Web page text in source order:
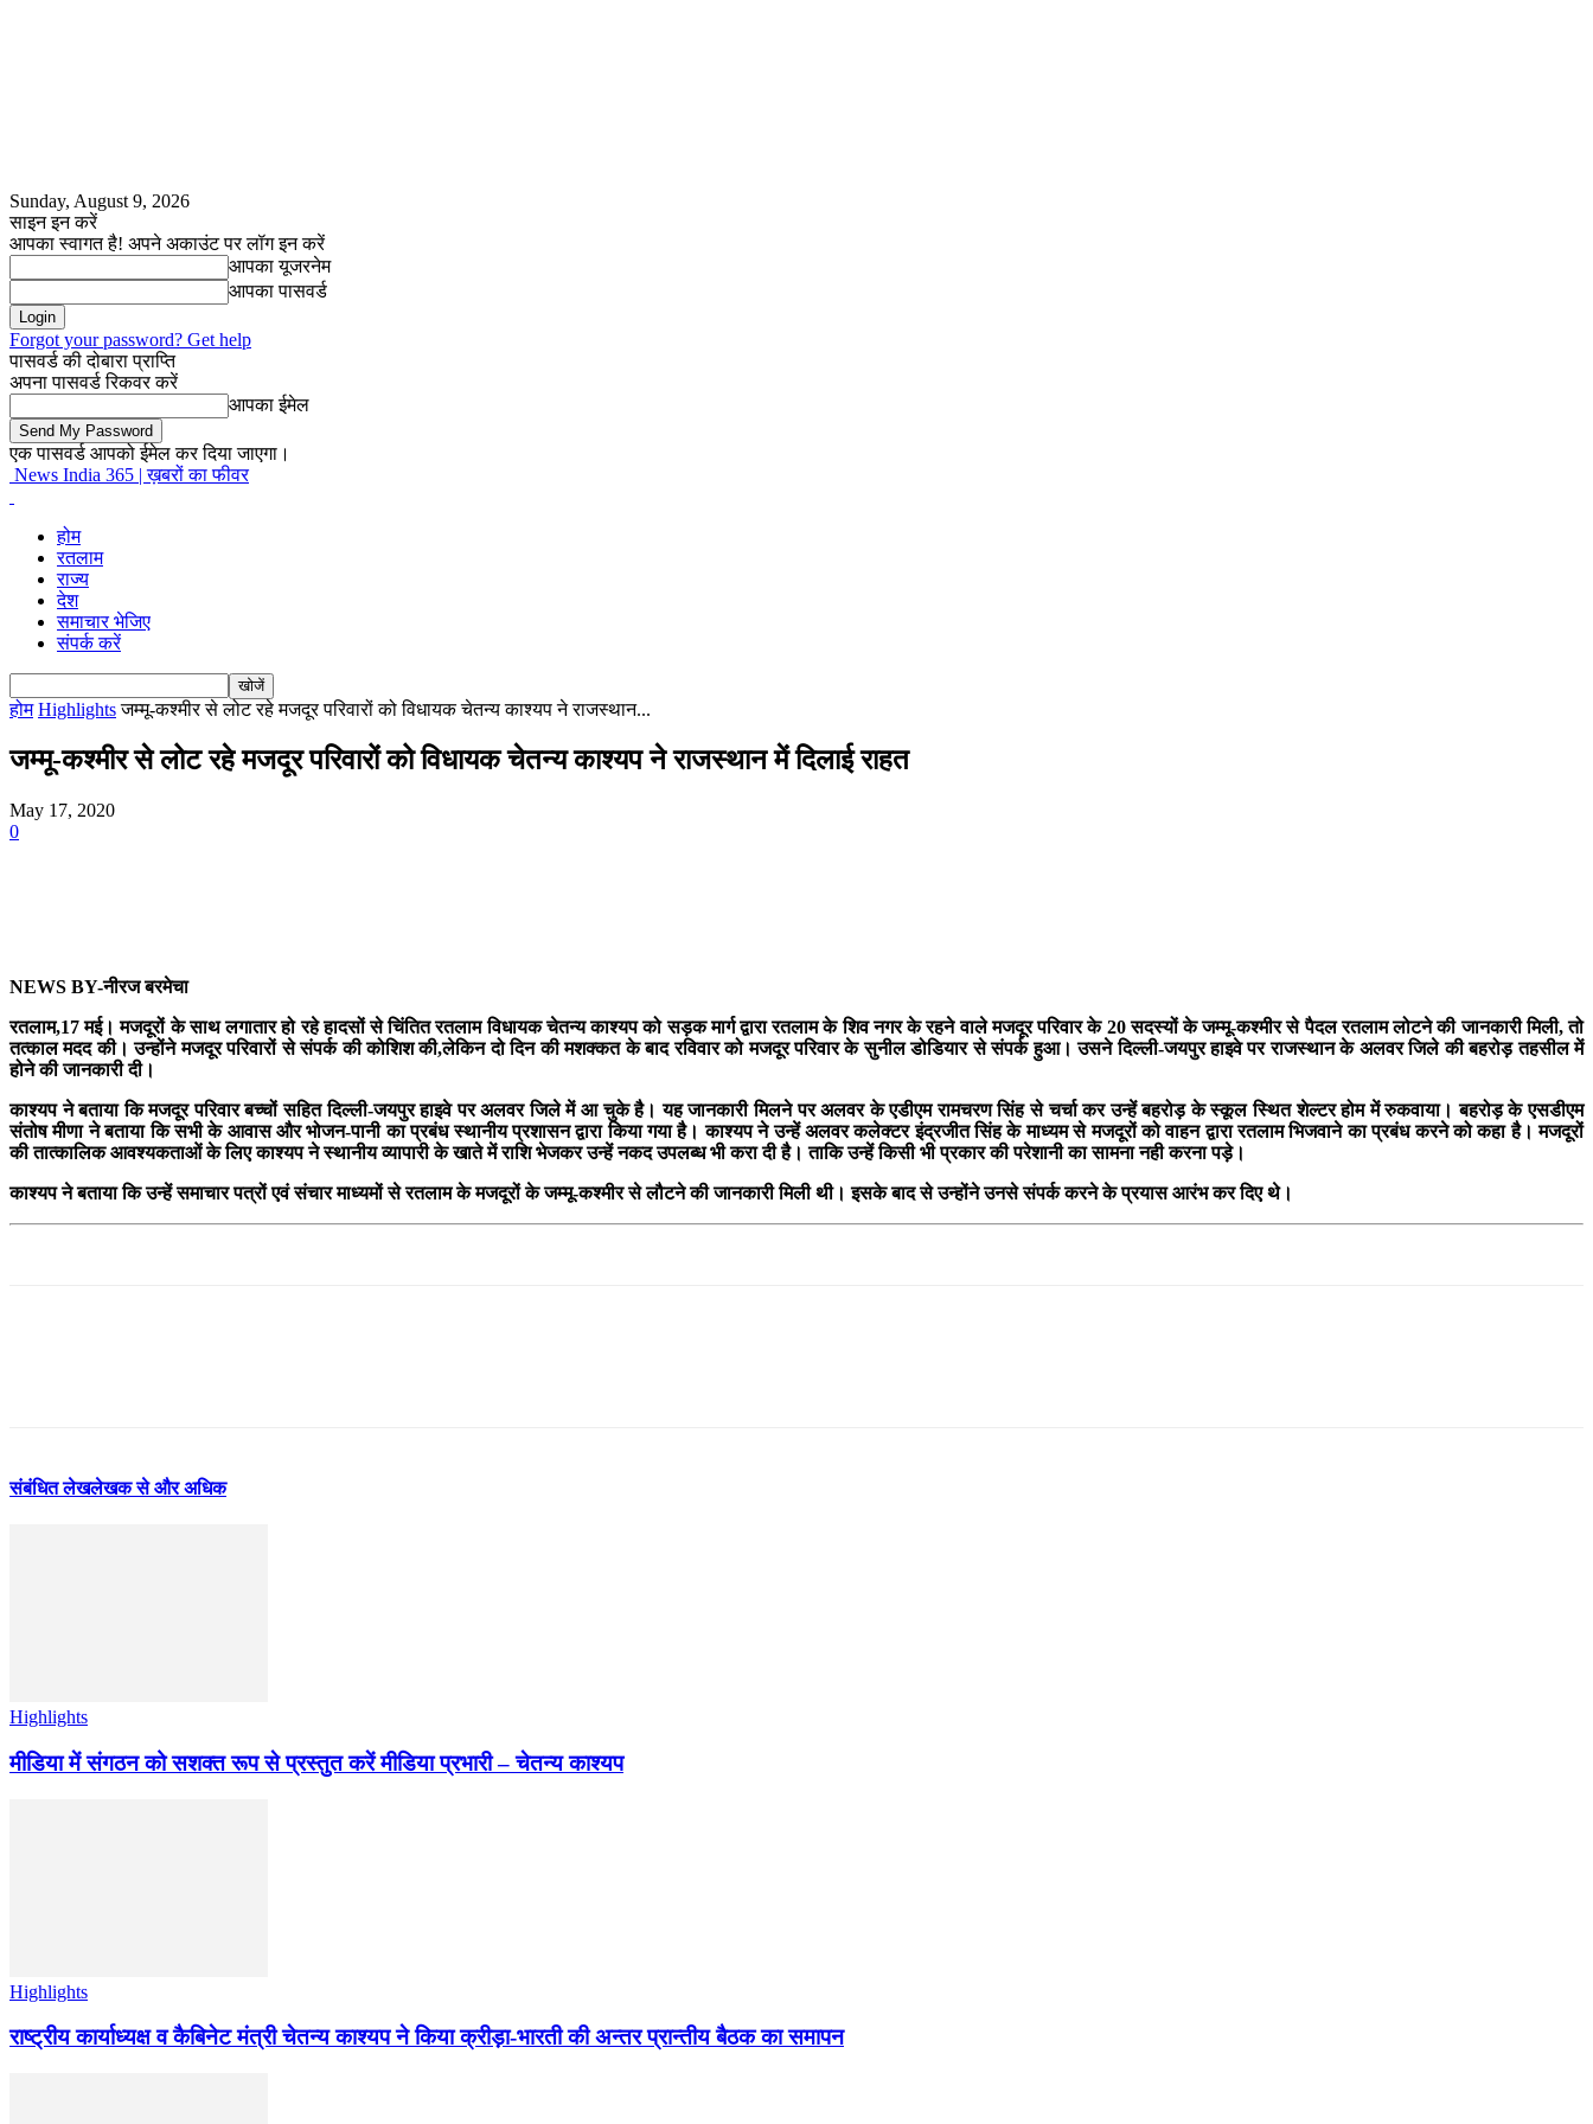
Sunday, August 9, 2026
साइन इन करें
आपका स्वागत है! अपने अकाउंट पर लॉग इन करें
आपका यूजरनेम
आपका पासवर्ड
Forgot your password? Get help
पासवर्ड की दोबारा प्राप्ति
अपना पासवर्ड रिकवर करें
आपका ईमेल
एक पासवर्ड आपको ईमेल कर दिया जाएगा।
News India 365 | ख़बरों का फीवर
होम
रतलाम
राज्य
देश
समाचार भेजिए
संपर्क करें
होम Highlights जम्मू-कश्मीर से लोट रहे मजदूर परिवारों को विधायक चेतन्य काश्यप ने राजस्थान...
जम्मू-कश्मीर से लोट रहे मजदूर परिवारों को विधायक चेतन्य काश्यप ने राजस्थान में दिलाई राहत
May 17, 2020
0
NEWS BY-नीरज बरमेचा
रतलाम,17 मई। मजदूरों के साथ लगातार हो रहे हादसों से चिंतित रतलाम विधायक चेतन्य काश्यप को सड़क मार्ग द्वारा रतलाम के शिव नगर के रहने वाले मजदूर परिवार के 20 सदस्यों के जम्मू-कश्मीर से पैदल रतलाम लोटने की जानकारी मिली, तो
तत्काल मदद की। उन्होंने मजदूर परिवारों से संपर्क की कोशिश की,लेकिन दो दिन की मशक्कत के बाद रविवार को मजदूर परिवार के सुनील डोडियार से संपर्क हुआ। उसने दिल्ली-जयपुर हाइवे पर राजस्थान के अलवर जिले की बहरोड़ तहसील में
होने की जानकारी दी।
काश्यप ने बताया कि मजदूर परिवार बच्चों सहित दिल्ली-जयपुर हाइवे पर अलवर जिले में आ चुके है। यह जानकारी मिलने पर अलवर के एडीएम रामचरण सिंह से चर्चा कर उन्हें बहरोड़ के स्कूल स्थित शेल्टर होम में रुकवाया। बहरोड़ के एसडीएम
संतोष मीणा ने बताया कि सभी के आवास और भोजन-पानी का प्रबंध स्थानीय प्रशासन द्वारा किया गया है। काश्यप ने उन्हें अलवर कलेक्टर इंद्रजीत सिंह के माध्यम से मजदूरों को वाहन द्वारा रतलाम भिजवाने का प्रबंध करने को कहा है। मजदूरों
की तात्कालिक आवश्यकताओं के लिए काश्यप ने स्थानीय व्यापारी के खाते में राशि भेजकर उन्हें नकद उपलब्ध भी करा दी है। ताकि उन्हें किसी भी प्रकार की परेशानी का सामना नही करना पड़े।
काश्यप ने बताया कि उन्हें समाचार पत्रों एवं संचार माध्यमों से रतलाम के मजदूरों के जम्मू-कश्मीर से लौटने की जानकारी मिली थी। इसके बाद से उन्होंने उनसे संपर्क करने के प्रयास आरंभ कर दिए थे।
संबंधित लेखलेखक से और अधिक
Highlights
मीडिया में संगठन को सशक्त रूप से प्रस्तुत करें मीडिया प्रभारी – चेतन्य काश्यप
Highlights
राष्ट्रीय कार्याध्यक्ष व कैबिनेट मंत्री चेतन्य काश्यप ने किया क्रीड़ा-भारती की अन्तर प्रान्तीय बैठक का समापन